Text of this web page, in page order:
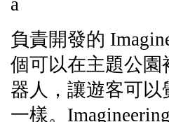
負責開發的
個可以在主題公
器人，讓遊客可
一樣。